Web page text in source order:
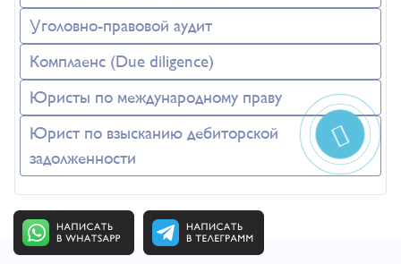
Уголовно-правовой аудит
Комплаенс (Due diligence)
Юристы по международному праву
Юрист по взысканию дебиторской
задолженности